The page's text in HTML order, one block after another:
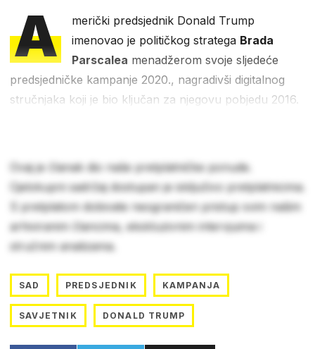
A
merički predsjednik Donald Trump
imenovao je političkog stratega Brada
Parscalea menadžerom svoje sljedeće
predsjedničke kampanje 2020., nagradivši digitalnog
stručnjaka koji je bio ključan za njegovu pobjedu 2016.
Ovaj je članak dio naše pretplatničke ponude.
Cjelokupni sadržaj dostupan je isključivo pretplatnicima.
S pretplatom dobivate neograničen pristup svim našim
arhiviranim člancima, ekskluzivnim intervjuima i
stručnim analizama.
SAD PREDSJEDNIK KAMPANJA
SAVJETNIK DONALD TRUMP